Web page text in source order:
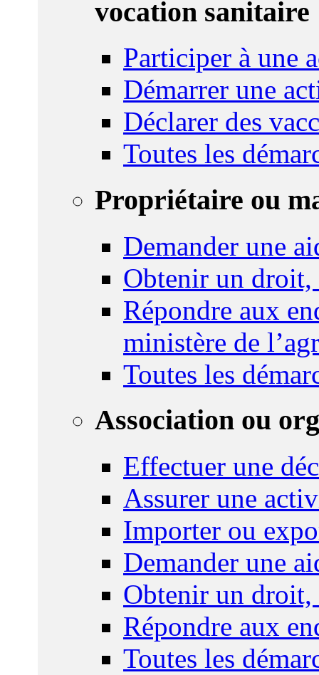
vocation sanitaire
Participer à une
Démarrer une
Déclarer des
Toutes les
Propriétaire ou
Demander une
Obtenir un droit,
Répondre aux
ministère de
Toutes les
Association ou
Effectuer une
Assurer une
Importer ou
Demander une
Obtenir un droit,
Répondre aux
Toutes les